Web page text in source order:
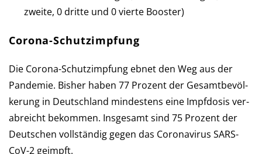
zweite, 0 dritte und 0 vierte Booster)
Corona-Schutzimpfung
Die Corona-Schutzimpfung ebnet den Weg aus der
Pan­de­mie. Bis­her haben 77 Pro­zent der Ge­samt­be­völ­
ke­rung in Deutsch­land min­des­tens eine Impf­dosis ver­
ab­reicht be­kommen. Ins­ge­samt sind 75 Pro­zent der
Deutschen voll­stän­dig gegen das Corona­virus SARS-
CoV-2 geimpft.